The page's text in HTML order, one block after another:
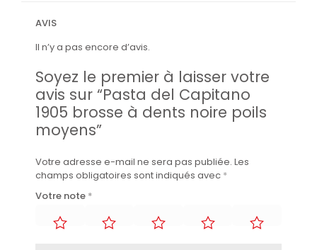
AVIS
Il n’y a pas encore d’avis.
Soyez le premier à laisser votre
avis sur “Pasta del Capitano
1905 brosse à dents noire poils
moyens”
Votre adresse e-mail ne sera pas publiée. Les
champs obligatoires sont indiqués avec *
Votre note *